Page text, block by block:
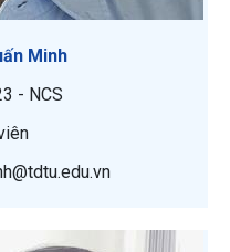
Minh
- NCS